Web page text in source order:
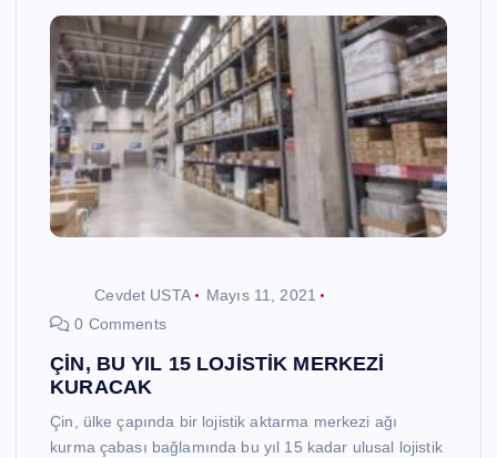
Cevdet USTA
Mayıs 11, 2021
0 Comments
ÇİN, BU YIL 15 LOJİSTİK MERKEZİ
KURACAK
Çin, ülke çapında bir lojistik aktarma merkezi ağı
kurma çabası bağlamında bu yıl 15 kadar ulusal lojistik